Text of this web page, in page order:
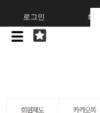
로그인 회